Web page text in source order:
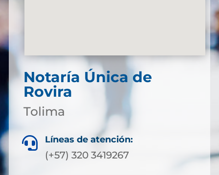
Notaría Única de
Rovira
Tolima
 Líneas de atención:
(+57) 320 3419267